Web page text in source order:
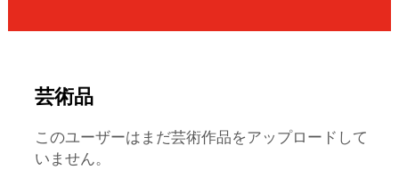
芸術品
このユーザーはまだ芸術作品をアップロードして
いません。